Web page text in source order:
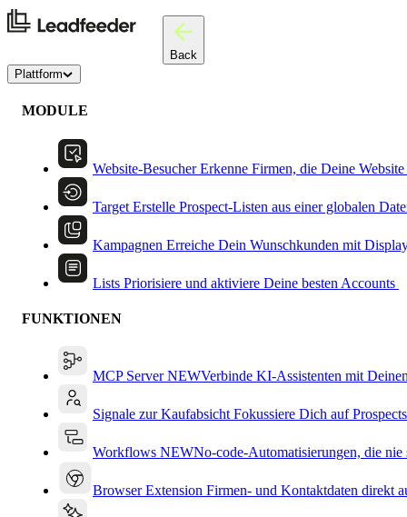
Back
Plattform
MODULE
Website-BesucherErkenne Firmen, die Deine Website
Target Erstelle Prospect-Listen aus einer globalen
Kampagnen Erreiche Dein Wunschkunden mit
Lists Priorisiere und aktiviere Deine besten Accounts
FUNKTIONEN
MCP ServerNEWVerbinde KI-Assistenten mit
Signale zur Kaufabsicht Fokussiere Dich auf
Workflows NEWNo-code-Automatisierungen, die nie
Browser Extension Firmen- und Kontaktdaten direkt